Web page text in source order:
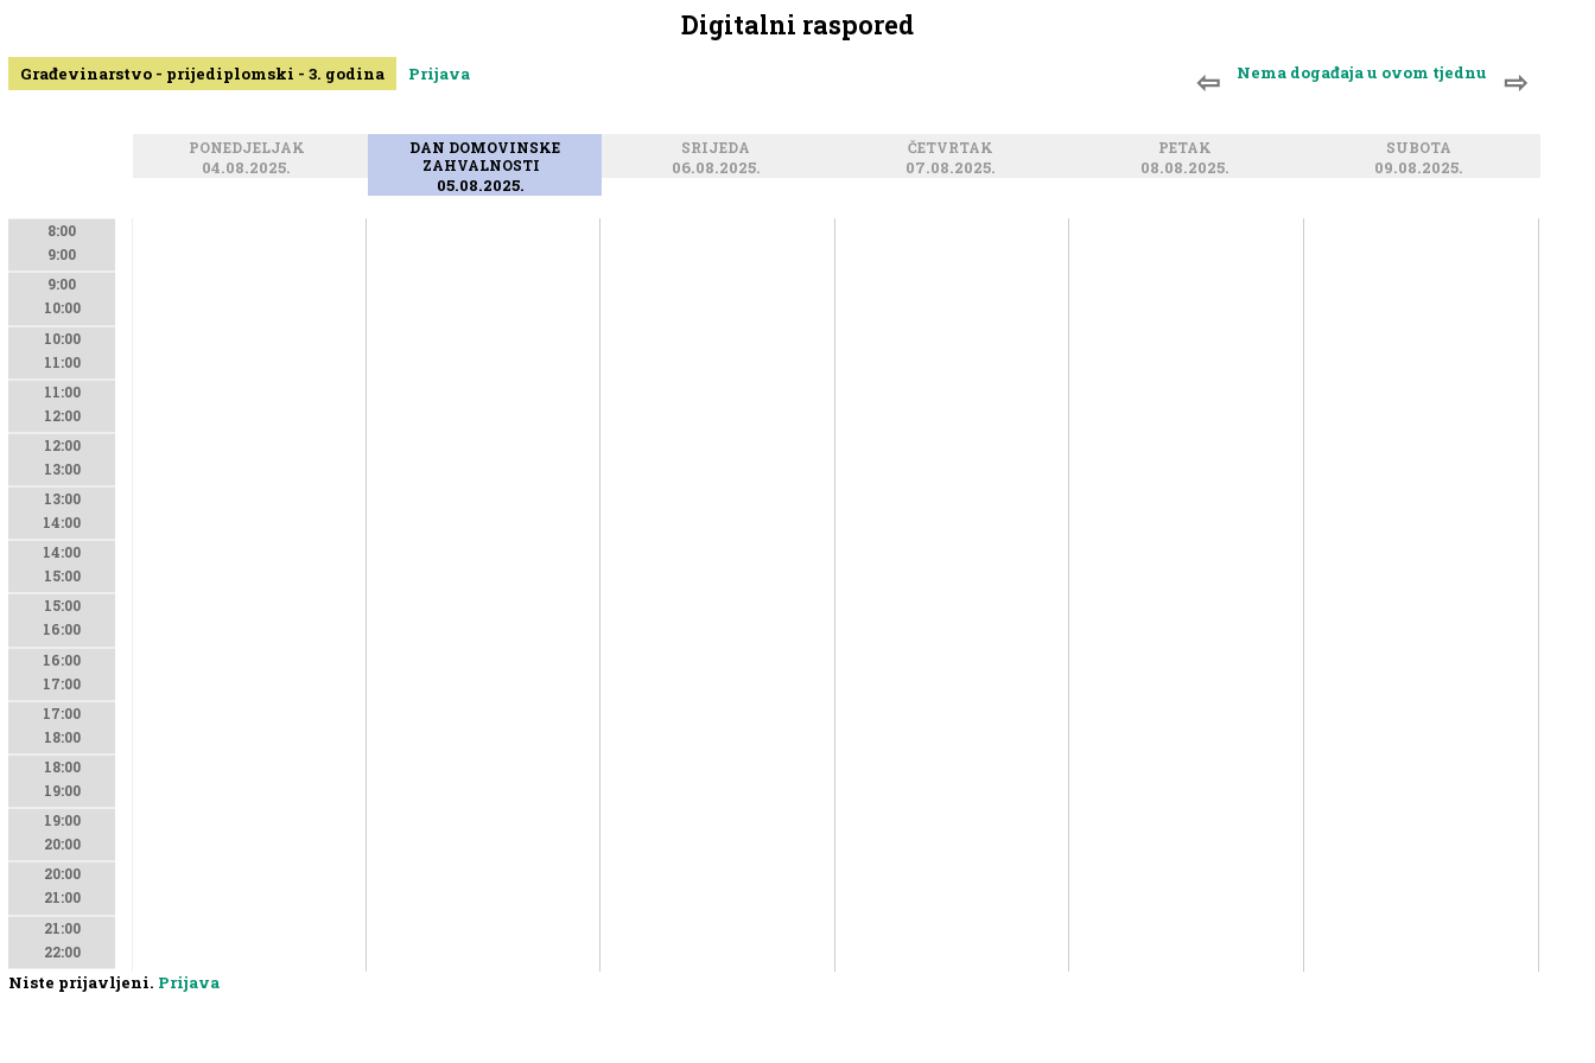
Digitalni raspored
⇦ Nema događaja u ovom tjednu ⇨
Građevinarstvo - prijediplomski - 3. godina Prijava
PONEDJELJAK
04.08.2025.
DAN DOMOVINSKE
ZAHVALNOSTI
05.08.2025.
SRIJEDA
06.08.2025.
ČETVRTAK
07.08.2025.
PETAK
08.08.2025.
SUBOTA
09.08.2025.
8:00
9:00
9:00
10:00
10:00
11:00
11:00
12:00
12:00
13:00
13:00
14:00
14:00
15:00
15:00
16:00
16:00
17:00
17:00
18:00
18:00
19:00
19:00
20:00
20:00
21:00
21:00
22:00
Niste prijavljeni. Prijava